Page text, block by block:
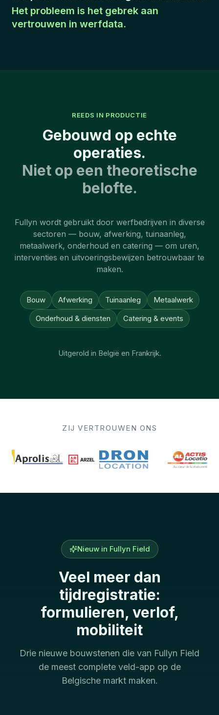
Het probleem is het gebrek aan
vertrouwen in werfdata.
REEDS IN PRODUCTIE
Gebouwd op echte
operaties.
Niet op een theoretische
belofte.
Fullyn wordt gebruikt door werfbedrijven in diverse
sectoren — bouw, afwerking, tuinaanleg,
metaalwerk, onderhoud en catering — om uren,
interventies en uitvoeringsbewijzen betrouwbaar te
maken.
Bouw Afwerking Tuinaanleg
Metaalwerk
Onderhoud & diensten
Catering & events
Uitgerold in België en Frankrijk.
ZIJ VERTROUWEN ONS
Nieuw in Fullyn Field
Veel meer dan
tijdregistratie:
formulieren, verlof,
mobiliteit
Drie nieuwe bouwstenen die van Fullyn Field
de meest complete veld-app op de
Belgische markt maken.